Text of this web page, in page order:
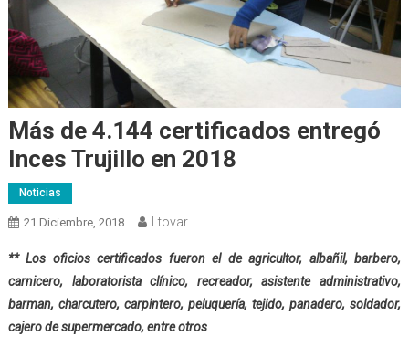
Más de 4.144 certificados entregó
Inces Trujillo en 2018
Noticias
21 Diciembre, 2018 Ltovar
** Los oficios certificados fueron el de agricultor, albañil, barbero,
carnicero, laboratorista clínico, recreador, asistente administrativo,
barman, charcutero, carpintero, peluquería, tejido, panadero, soldador,
cajero de supermercado, entre otros